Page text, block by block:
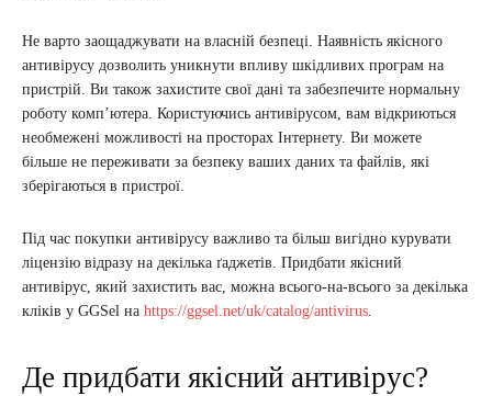
Не варто заощаджувати на власній безпеці. Наявність якісного
антивірусу дозволить уникнути впливу шкідливих програм на
пристрій. Ви також захистите свої дані та забезпечите нормальну
роботу комп’ютера. Користуючись антивірусом, вам відкриються
необмежені можливості на просторах Інтернету. Ви можете
більше не переживати за безпеку ваших даних та файлів, які
зберігаються в пристрої.
Під час покупки антивірусу важливо та більш вигідно курувати
ліцензію відразу на декілька ґаджетів. Придбати якісний
антивірус, який захистить вас, можна всього-на-всього за декілька
кліків у GGSel на https://ggsel.net/uk/catalog/antivirus.
Де придбати якісний антивірус?